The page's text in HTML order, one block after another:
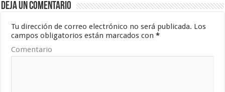
Deja un comentario
Tu dirección de correo electrónico no será publicada. Los
campos obligatorios están marcados con*
Comentario